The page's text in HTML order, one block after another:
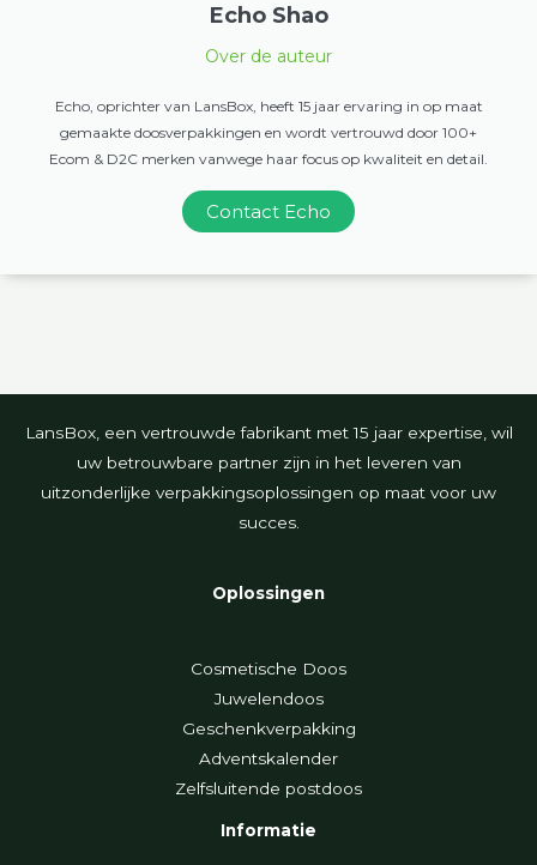
Echo Shao
Over de auteur
Echo, oprichter van LansBox, heeft 15 jaar ervaring in op maat
gemaakte doosverpakkingen en wordt vertrouwd door 100+
Ecom & D2C merken vanwege haar focus op kwaliteit en detail.
Contact Echo
LansBox, een vertrouwde fabrikant met 15 jaar expertise, wil
uw betrouwbare partner zijn in het leveren van
uitzonderlijke verpakkingsoplossingen op maat voor uw
succes.
Oplossingen
Cosmetische Doos
Juwelendoos
Geschenkverpakking
Adventskalender
Zelfsluitende postdoos
Informatie